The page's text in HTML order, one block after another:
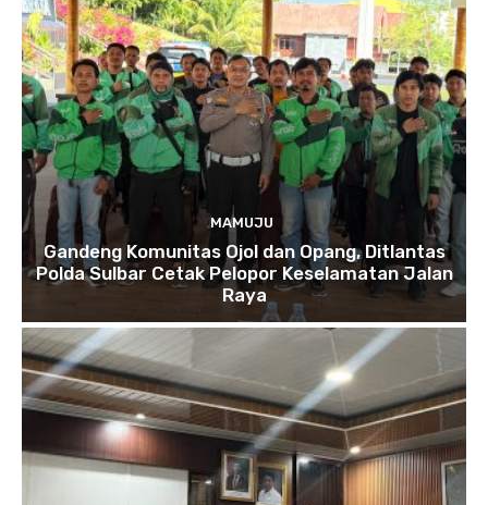
MAMUJU
Gandeng Komunitas Ojol dan Opang, Ditlantas
Polda Sulbar Cetak Pelopor Keselamatan Jalan
Raya